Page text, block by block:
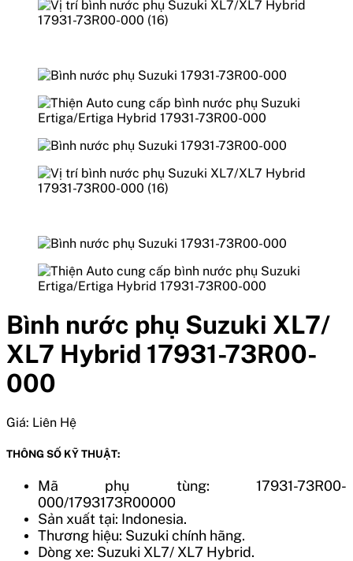
Bình nước phụ Suzuki XL7/
XL7 Hybrid 17931-73R00-
000
Giá: Liên Hệ
THÔNG SỐ KỸ THUẬT:
Mã phụ tùng: 17931-73R00-
000/1793173R00000
Sản xuất tại: Indonesia.
Thương hiệu: Suzuki chính hãng.
Dòng xe: Suzuki XL7/ XL7 Hybrid.